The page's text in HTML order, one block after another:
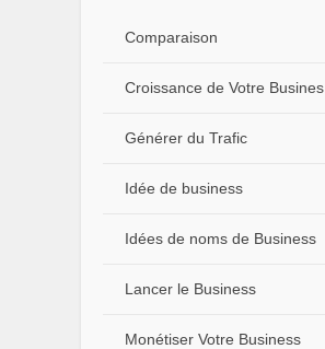
Comparaison
Croissance de Votre Busines
Générer du Trafic
Idée de business
Idées de noms de Business
Lancer le Business
Monétiser Votre Business